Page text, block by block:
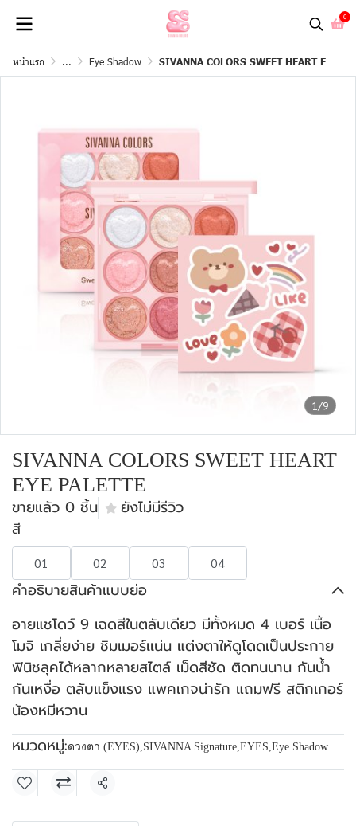
0
หน้าแรก ... Eye Shadow SIVANNA COLORS SWEET HEART EYE PALETTE
1/9
SIVANNA COLORS SWEET HEART
EYE PALETTE
ขายแล้ว 0 ชิ้น
ยังไม่มีรีวิว
สี
01 02 03 04
คำอธิบายสินค้าแบบย่อ
อายแชโดว์ 9 เฉดสีในตลับเดียว มีทั้งหมด 4 เบอร์ เนื้อ
โมจิ เกลี่ยง่าย ชิมเมอร์เเน่น แต่งตาให้ดูโดดเป็นประกาย
ฟินิชลุคได้หลากหลายสไตล์ เม็ดสีชัด ติดทนนาน กันน้ำ
กันเหงื่อ ตลับแข็งแรง แพคเกจน่ารัก แถมฟรี สติกเกอร์
น้องหมีหวาน
หมวดหมู่:ดวงตา (EYES),SIVANNA Signature,EYES,Eye Shadow
แชร์